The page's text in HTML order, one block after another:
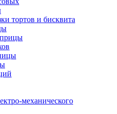
тортов и бисквита
механического